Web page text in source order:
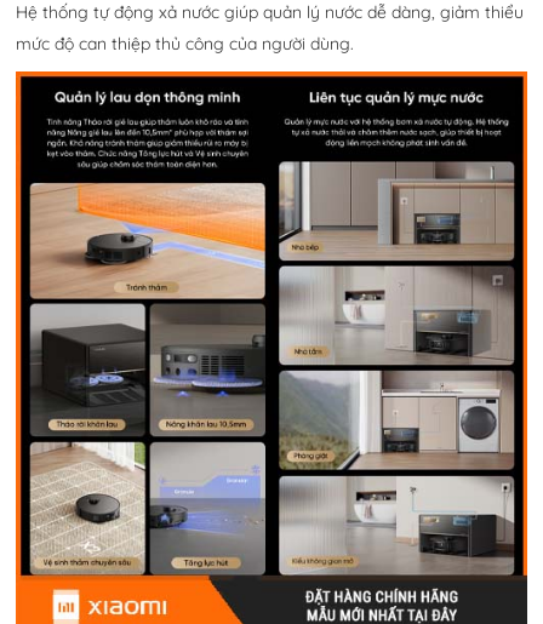
Hệ thống tự động xả nước giúp quản lý nước dễ dàng, giảm thiểu
mức độ can thiệp thủ công của người dùng.